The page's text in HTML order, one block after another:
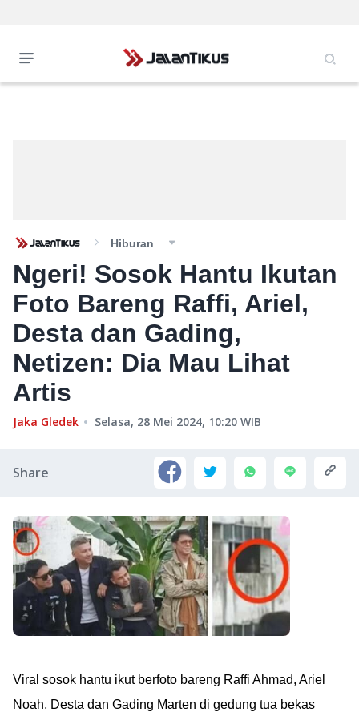
Hiburan
Ngeri! Sosok Hantu Ikutan
Foto Bareng Raffi, Ariel,
Desta dan Gading,
Netizen: Dia Mau Lihat
Artis
Jaka Gledek Selasa, 28 Mei 2024, 10:20 WIB
Share
Viral sosok hantu ikut berfoto bareng Raffi Ahmad, Ariel
Noah, Desta dan Gading Marten di gedung tua bekas